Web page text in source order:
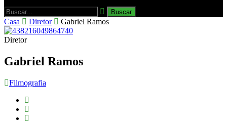
Casa Diretor Gabriel Ramos
Diretor
Gabriel Ramos
Filmografia